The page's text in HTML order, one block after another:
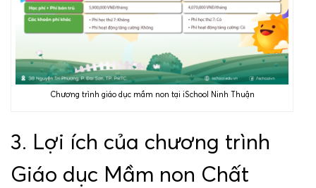
Chương trình giáo dục mầm non tại iSchool Ninh Thuận
3. Lợi ích của chương trình
Giáo dục Mầm non Chất